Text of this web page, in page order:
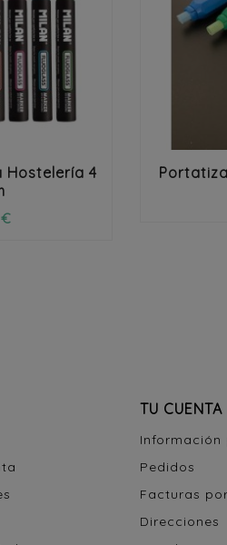

Hostelería 4
€
TU CUENTA
Información
Pedidos
Facturas
Direcciones